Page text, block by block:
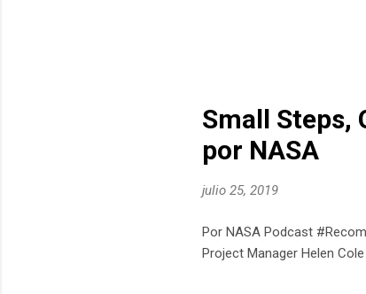
Small Steps,
por NASA
julio 25, 2019
Por NASA Podcast
Project Manager Helen